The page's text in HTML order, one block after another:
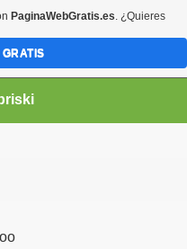
PaginaWebGratis.es. ¿Quieres